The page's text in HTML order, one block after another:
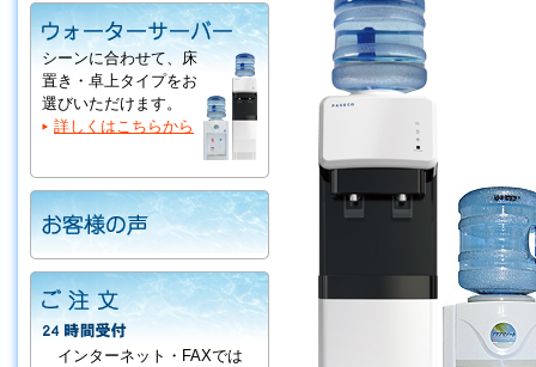
シーンに合わせて、床
置き・卓上タイプをお
選びいただけます。
詳しくはこちらから
インターネット・FAXでは